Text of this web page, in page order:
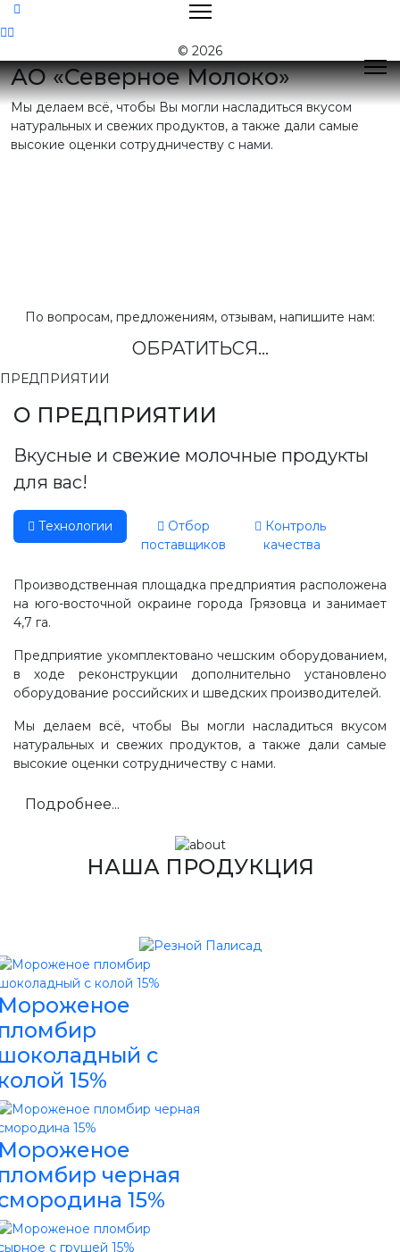
© 2026
Контакты
Приемная:(81755) 2-16-38
Отдел продаж:(81755) 2-18-62
(81755) 2-10-14
Контакты отделов
АО «Северное Молоко»
Мы делаем всё, чтобы Вы могли насладиться вкусом
натуральных и свежих продуктов, а также дали самые
высокие оценки сотрудничеству с нами.
По вопросам, предложениям, отзывам, напишите нам:
ОБРАТИТЬСЯ...
ПРЕДПРИЯТИИ
О ПРЕДПРИЯТИИ
Вкусные и свежие молочные продукты
для вас!
Технологии
Отбор
поставщиков
Контроль
качества
Производственная площадка предприятия расположена
на юго-восточной окраине города Грязовца и занимает
4,7 га.
Предприятие укомплектовано чешским оборудованием,
в ходе реконструкции дополнительно установлено
оборудование российских и шведских производителей.
Мы делаем всё, чтобы Вы могли насладиться вкусом
натуральных и свежих продуктов, а также дали самые
высокие оценки сотрудничеству с нами.
Подробнее...
НАША ПРОДУКЦИЯ
с
15%
черная
15%